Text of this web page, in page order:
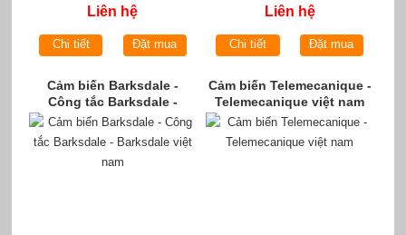
Liên hệ
Chi tiết Đặt mua
Liên hệ
Chi tiết Đặt mua
Cảm biến Barksdale -
Công tắc Barksdale -
Barksdale việt nam
Cảm biến Telemecanique -
Telemecanique việt nam